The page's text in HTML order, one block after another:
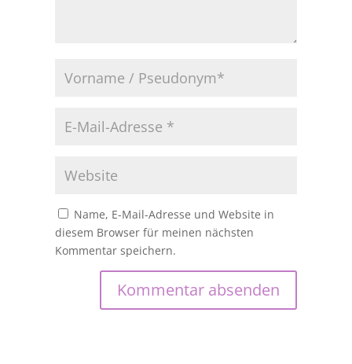
Name, E-Mail-Adresse und Website in
diesem Browser für meinen nächsten
Kommentar speichern.